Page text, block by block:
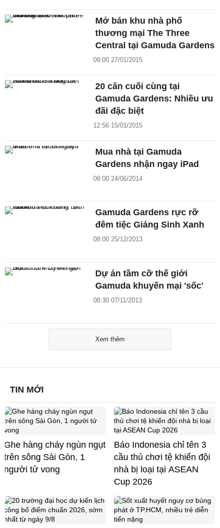
Mở bán khu nhà phố
thương mại The Three
Central tại Gamuda Gardens
09:00 27/01/2015
20 căn cuối cùng tại
Gamuda Gardens: Nhiều ưu
đãi đặc biệt
12:56 15/01/2015
Mua nhà tại Gamuda
Gardens nhận ngay iPad
08:00 24/06/2014
Gamuda Gardens rực rỡ
đêm tiệc Giáng Sinh Xanh
08:00 25/12/2013
Dự án tầm cỡ thế giới
Gamuda khuyến mại 'sốc'
08:30 07/11/2013
Xem thêm
TIN MỚI
Ghe hàng cháy ngùn ngụt
trên sông Sài Gòn, 1
người tử vong
Báo Indonesia chỉ tên 3
cầu thủ chơi tệ khiến đội
nhà bị loại tại ASEAN
Cup 2026